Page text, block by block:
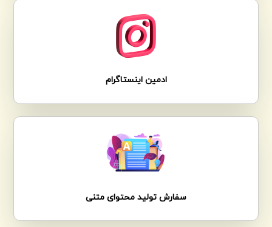
ادمین اینستاگرام
سفارش تولید محتوای متنی